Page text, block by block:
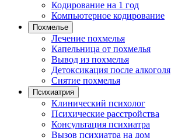
Кодирование на 1 год
Компьютерное кодирование
Похмелье
Лечение похмелья
Капельница от похмелья
Вывод из похмелья
Детоксикация после алкоголя
Снятие похмелья
Психиатрия
Клинический психолог
Психические расстройства
Консультация психиатра
Вызов психиатра на дом